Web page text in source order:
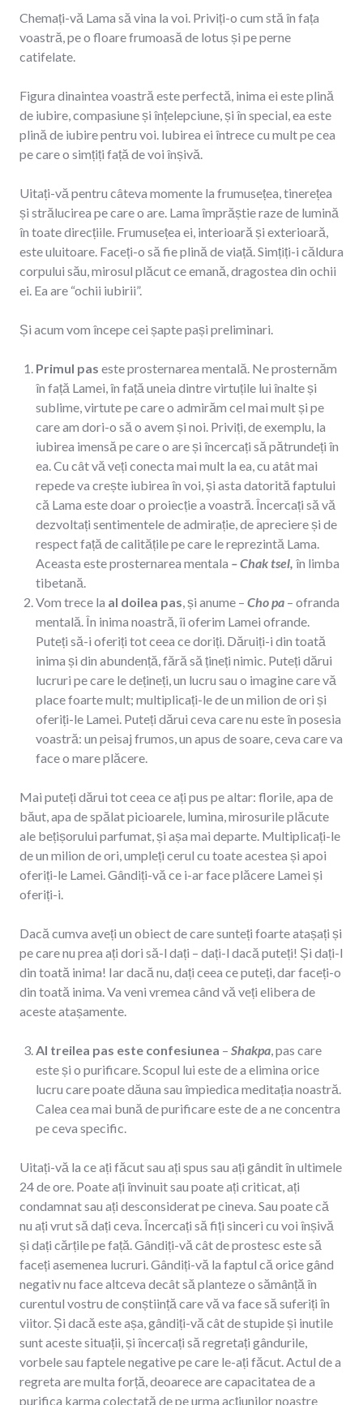
Chemați-vă Lama să vina la voi. Priviți-o cum stă în fața
voastră, pe o floare frumoasă de lotus și pe perne
catifelate.
Figura dinaintea voastră este perfectă, inima ei este plină
de iubire, compasiune și înțelepciune, și în special, ea este
plină de iubire pentru voi. Iubirea ei întrece cu mult pe cea
pe care o simțiți față de voi înșivă.
Uitați-vă pentru câteva momente la frumusețea, tinerețea
și strălucirea pe care o are. Lama împrăștie raze de lumină
în toate direcțiile. Frumusețea ei, interioară și exterioară,
este uluitoare. Faceți-o să fie plină de viață. Simțiți-i căldura
corpului său, mirosul plăcut ce emană, dragostea din ochii
ei. Ea are “ochii iubirii”.
Și acum vom începe cei șapte pași preliminari.
Primul pas este prosternarea mentală. Ne prosternăm
în față Lamei, în față uneia dintre virtuțile lui înalte și
sublime, virtute pe care o admirăm cel mai mult și pe
care am dori-o să o avem și noi. Priviți, de exemplu, la
iubirea imensă pe care o are și încercați să pătrundeți în
ea. Cu cât vă veți conecta mai mult la ea, cu atât mai
repede va crește iubirea în voi, și asta datorită faptului
că Lama este doar o proiecție a voastră. Încercați să vă
dezvoltați sentimentele de admirație, de apreciere și de
respect față de calitățile pe care le reprezintă Lama.
Aceasta este prosternarea mentala – Chak tsel, în limba
tibetană.
Vom trece la al doilea pas , și anume – Cho pa – ofranda
mentală. În inima noastră, îi oferim Lamei ofrande.
Puteți să-i oferiți tot ceea ce doriți. Dăruiți-i din toată
inima și din abundență, fără să țineți nimic. Puteți dărui
lucruri pe care le dețineți, un lucru sau o imagine care vă
place foarte mult; multiplicați-le de un milion de ori și
oferiți-le Lamei. Puteți dărui ceva care nu este în posesia
voastră: un peisaj frumos, un apus de soare, ceva care va
face o mare plăcere.
Mai puteți dărui tot ceea ce ați pus pe altar: florile, apa de
băut, apa de spălat picioarele, lumina, mirosurile plăcute
ale bețișorului parfumat, și așa mai departe. Multiplicați-le
de un milion de ori, umpleți cerul cu toate acestea și apoi
oferiți-le Lamei. Gândiți-vă ce i-ar face plăcere Lamei și
oferiți-i.
Dacă cumva aveți un obiect de care sunteți foarte atașați și
pe care nu prea ați dori să-l dați – dați-l dacă puteți! Și dați-l
din toată inima! Iar dacă nu, dați ceea ce puteți, dar faceți-o
din toată inima. Va veni vremea când vă veți elibera de
aceste atașamente.
Al treilea pas este confesiunea – Shakpa , pas care
este și o purificare. Scopul lui este de a elimina orice
lucru care poate dăuna sau împiedica meditația noastră.
Calea cea mai bună de purificare este de a ne concentra
pe ceva specific.
Uitați-vă la ce ați făcut sau ați spus sau ați gândit în ultimele
24 de ore. Poate ați învinuit sau poate ați criticat, ați
condamnat sau ați desconsiderat pe cineva. Sau poate că
nu ați vrut să dați ceva. Încercați să fiți sinceri cu voi înșivă
și dați cărțile pe față. Gândiți-vă cât de prostesc este să
faceți asemenea lucruri. Gândiți-vă la faptul că orice gând
negativ nu face altceva decât să planteze o sămânță în
curentul vostru de conștiință care vă va face să suferiți în
viitor. Și dacă este așa, gândiți-vă cât de stupide și inutile
sunt aceste situații, și încercați să regretați gândurile,
vorbele sau faptele negative pe care le-ați făcut. Actul de a
regreta are multa forță, deoarece are capacitatea de a
purifica karma colectată de pe urma acțiunilor noastre